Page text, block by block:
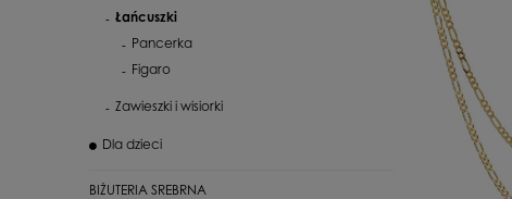
Łańcuszki
Pancerka
Figaro
Zawieszki i wisiorki
Dla dzieci
BIŻUTERIA SREBRNA